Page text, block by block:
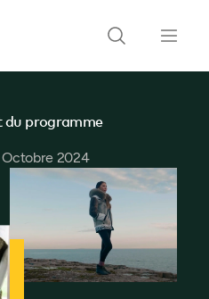
du programme
2024